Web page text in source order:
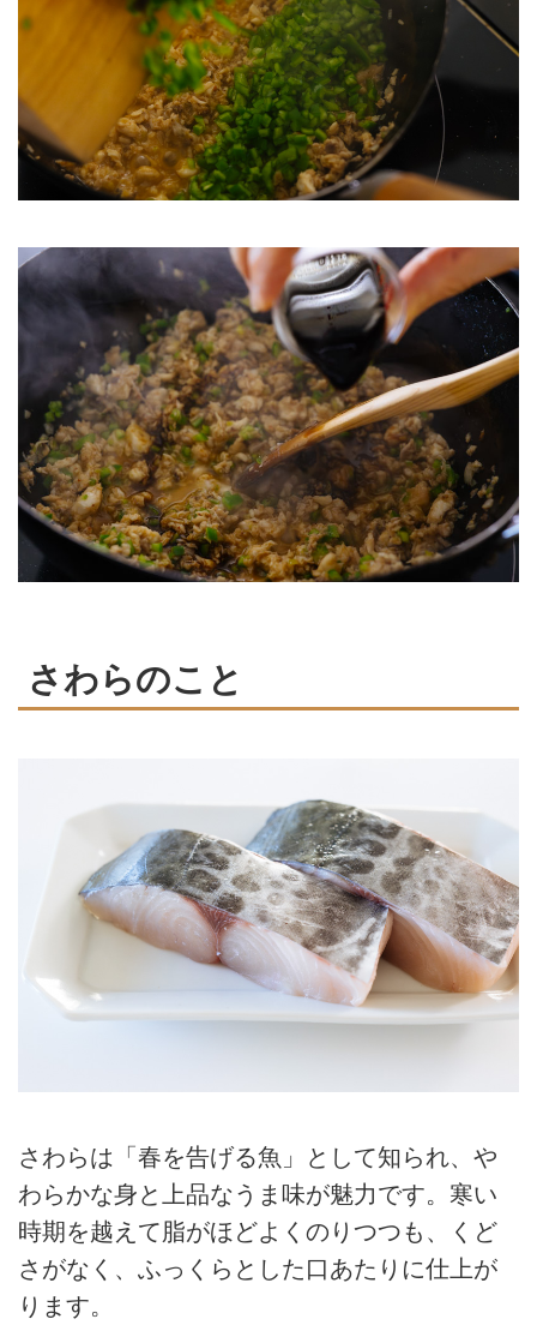
さわらのこと
さわらは「春を告げる魚」として知られ、や
わらかな身と上品なうま味が魅力です。寒い
時期を越えて脂がほどよくのりつつも、くど
さがなく、ふっくらとした口あたりに仕上が
ります。